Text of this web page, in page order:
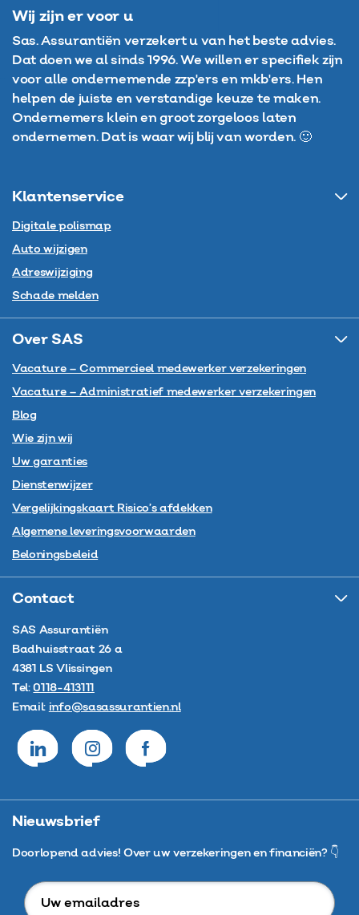
Wij zijn er voor u
Sas. Assurantiën verzekert u van het beste advies.
Dat doen we al sinds 1996. We willen er specifiek zijn
voor alle ondernemende zzp'ers en mkb'ers. Hen
helpen de juiste en verstandige keuze te maken.
Ondernemers klein en groot zorgeloos laten
ondernemen. Dat is waar wij blij van worden. 🙂
Klantenservice
Digitale polismap
Auto wijzigen
Adreswijziging
Schade melden
Over SAS
Vacature – Commercieel medewerker verzekeringen
Vacature – Administratief medewerker verzekeringen
Blog
Wie zijn wij
Uw garanties
Dienstenwijzer
Vergelijkingskaart Risico’s afdekken
Algemene leveringsvoorwaarden
Beloningsbeleid
Contact
SAS Assurantiën
Badhuisstraat 26 a
4381 LS Vlissingen
Tel:0118-413111
Email: info@sasassurantien.nl
Nieuwsbrief
Doorlopend advies! Over uw verzekeringen en financiën? 👇
Uw
emailadres